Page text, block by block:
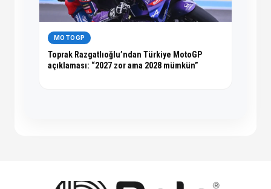
MOTOGP
Toprak Razgatlıoğlu’ndan Türkiye MotoGP
açıklaması: “2027 zor ama 2028 mümkün”